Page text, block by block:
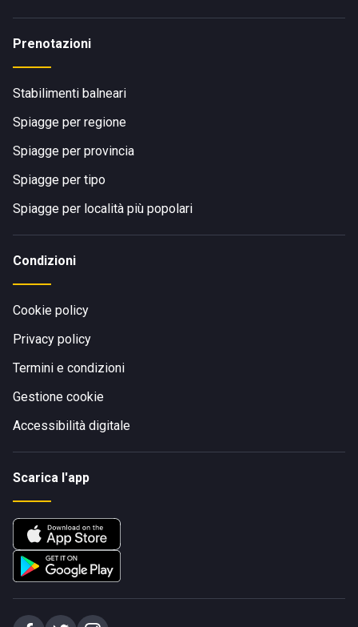
Prenotazioni
Stabilimenti balneari
Spiagge per regione
Spiagge per provincia
Spiagge per tipo
Spiagge per località più popolari
Condizioni
Cookie policy
Privacy policy
Termini e condizioni
Gestione cookie
Accessibilità digitale
Scarica l'app